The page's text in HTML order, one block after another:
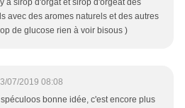
a sirop d'orgat et sirop d'orgeat des
avec des aromes naturels et des autres
de glucose rien à voir bisous )
07/2019 08:08
bonne idée, c'est encore plus